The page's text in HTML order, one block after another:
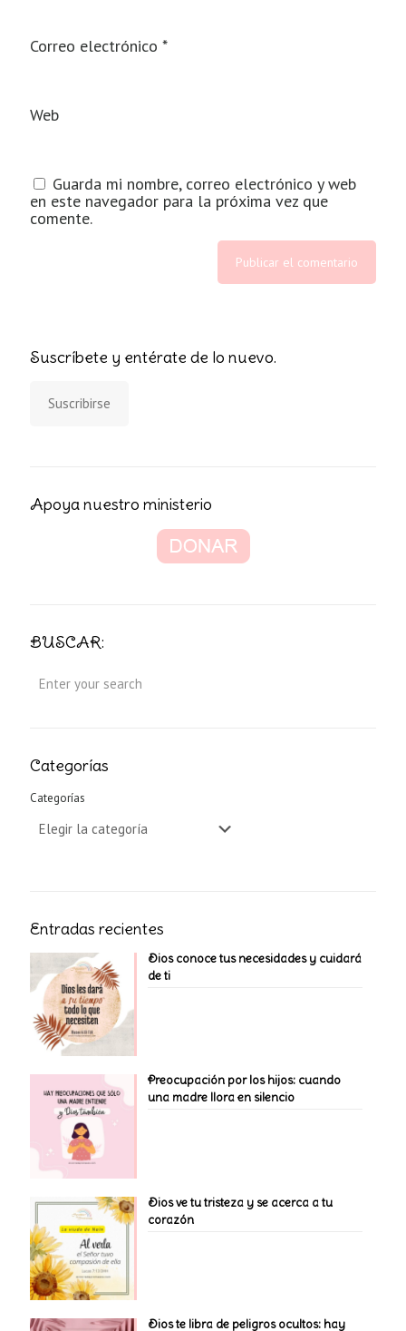
Correo electrónico *
Web
Guarda mi nombre, correo electrónico y web
en este navegador para la próxima vez que
comente.
Suscríbete y entérate de lo nuevo.
Suscribirse
Apoya nuestro ministerio
BUSCAR:
Categorías
Categorías
Entradas recientes
Dios conoce tus necesidades y cuidará
de ti
Preocupación por los hijos: cuando
una madre llora en silencio
Dios ve tu tristeza y se acerca a tu
corazón
Dios te libra de peligros ocultos: hay